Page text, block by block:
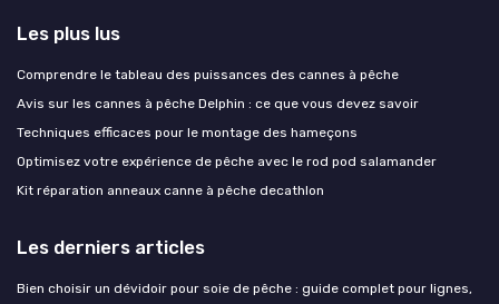
Les plus lus
Comprendre le tableau des puissances des cannes à pêche
Avis sur les cannes à pêche Delphin : ce que vous devez savoir
Techniques efficaces pour le montage des hameçons
Optimisez votre expérience de pêche avec le rod pod salamander
Kit réparation anneaux canne à pêche decathlon
Les derniers articles
Bien choisir un dévidoir pour soie de pêche : guide complet pour lignes,